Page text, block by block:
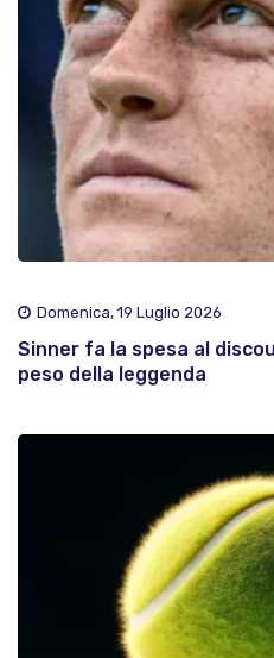
Domenica, 19 Luglio 2026
Sinner fa la spesa al
peso della leggenda